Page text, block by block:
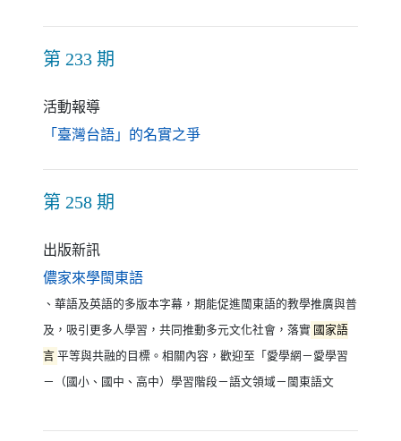
第 233 期
活動報導
「臺灣台語」的名實之爭（另開新視窗）
第 258 期
出版新訊
儂家來學閩東語（另開新視窗）
、華語及英語的多版本字幕，期能促進閩東語的教學推廣與普
及，吸引更多人學習，共同推動多元文化社會，落實 國家語
言 平等與共融的目標。相關內容，歡迎至「愛學網－愛學習
－（國小、國中、高中）學習階段－語文領域－閩東語文